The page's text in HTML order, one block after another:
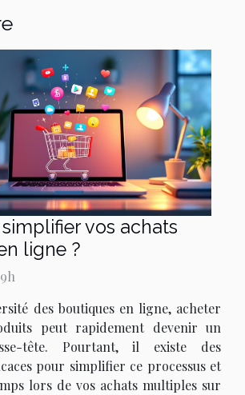
vos achats
ligne ?
des boutiques en ligne, acheter
peut rapidement devenir un
tête. Pourtant, il existe des
pour simplifier ce processus et
lors de vos achats multiples sur